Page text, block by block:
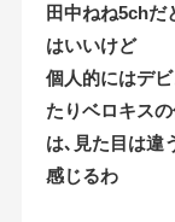
田中ねね5chだ
はいいけど
個人的にはデ
たりベロキス
は､見た目は違
感じるわ